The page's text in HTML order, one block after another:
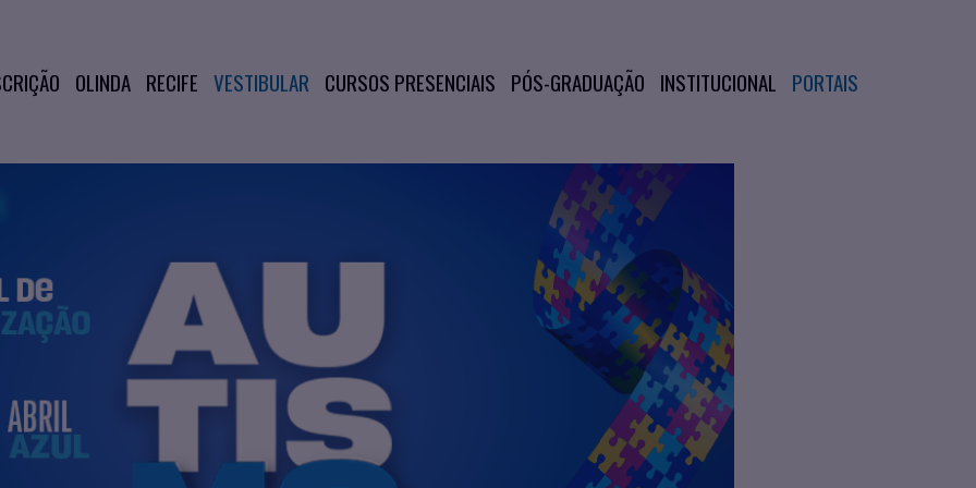
OLINDA RECIFE VESTIBULAR CURSOS PRESENCIAIS PÓS-GRADUAÇÃO INSTITUCIONAL PORTAIS